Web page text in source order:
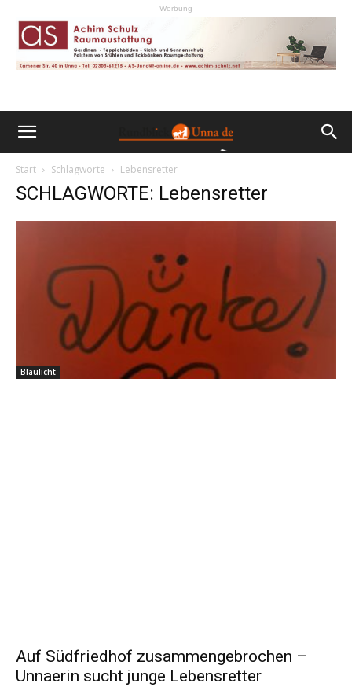
- Werbung -
Start Schlagworte Lebensretter
SCHLAGWORTE: Lebensretter
Blaulicht
Auf Südfriedhof zusammengebrochen –
Unnaerin sucht junge Lebensretter